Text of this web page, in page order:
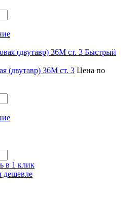
Быстрый
(двутавр) 36М ст. 3 Цена по
в 1 клик